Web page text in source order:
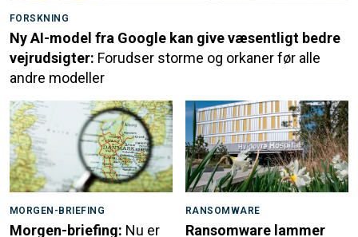
FORSKNING
Ny AI-model fra Google kan give væsentligt bedre
vejrudsigter: Forudser storme og orkaner før alle
andre modeller
MORGEN-BRIEFING
Morgen-briefing: Nu er
RANSOMWARE
Ransomware lammer